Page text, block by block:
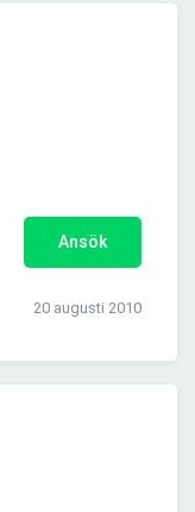
Ansök
20 augusti 2010